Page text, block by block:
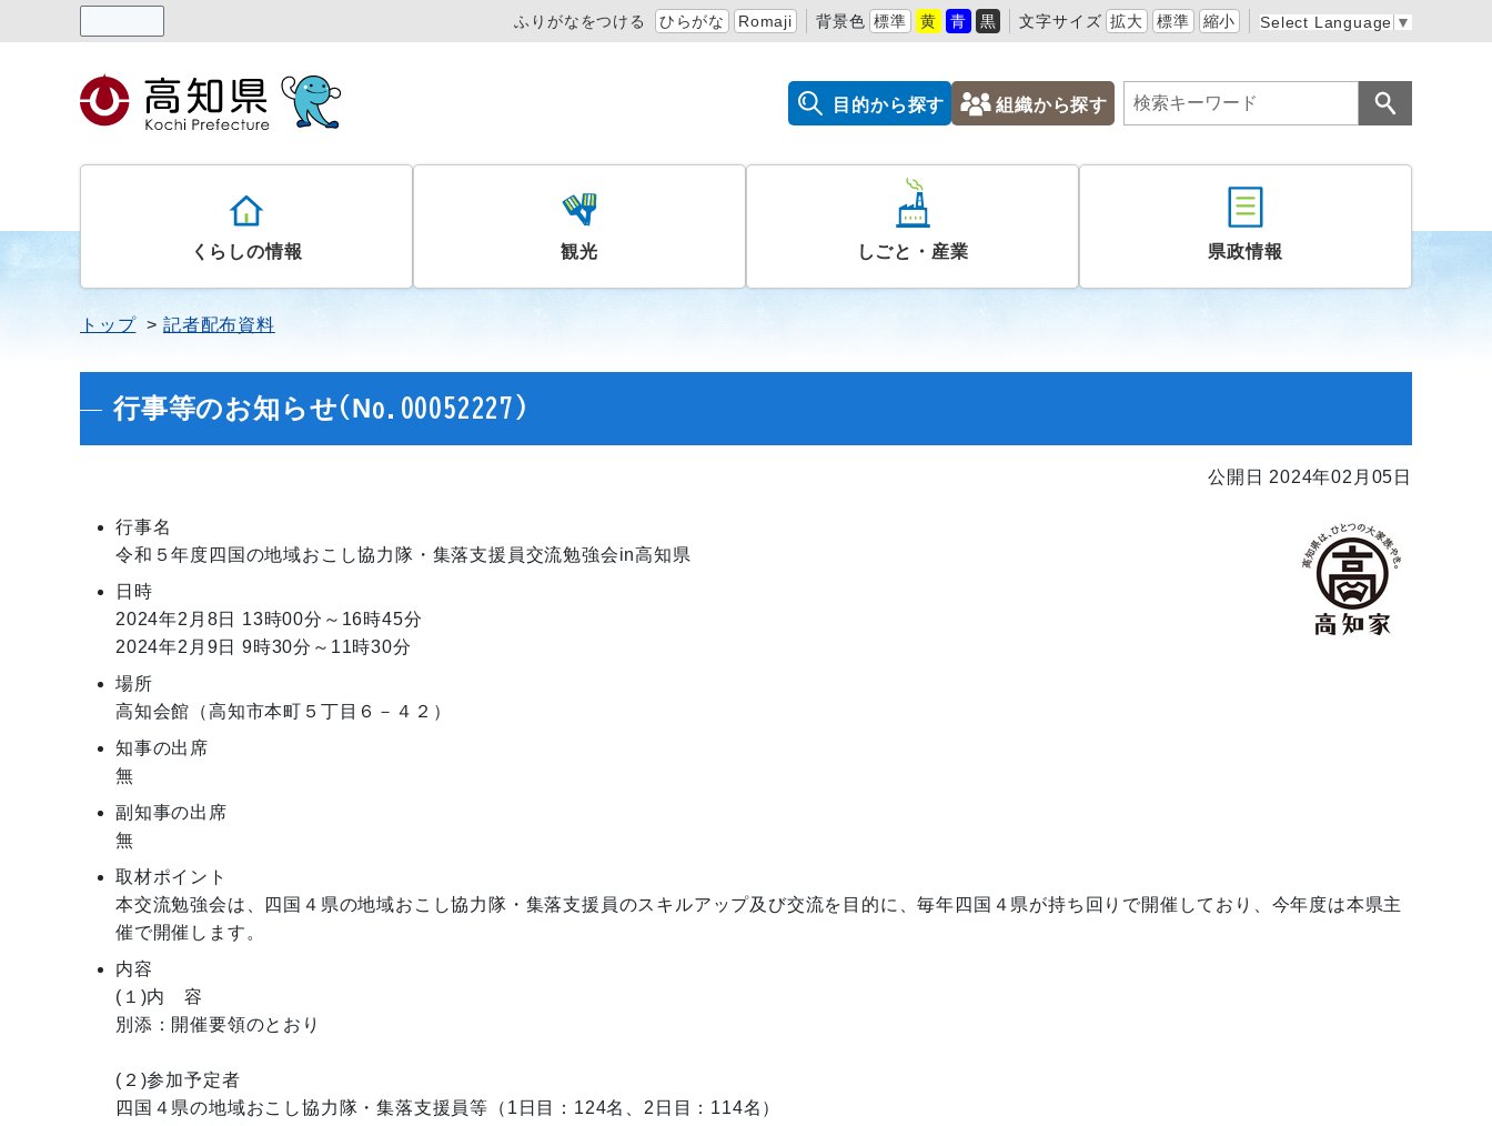
ふりがなをつける ひらがな Romaji 背景色 標準 黄 青 黒 文字サイズ 拡大 標準 縮小 Select Language ▼
目的から探す 組織から探す
くらしの情報 観光 しごと・産業 県政情報
トップ 記者配布資料
行事等のお知らせ(No.00052227)
公開日 2024年02月05日
行事名
令和５年度四国の地域おこし協力隊・集落支援員交流勉強会in高知県
日時
2024年2月8日
13時00分～16時45分
2024年2月9日 9時30分～11時30分
場所
高知会館（高知市本町５丁目６－４２）
知事の出席
無
副知事の出席
無
取材ポイント
本交流勉強会は、四国４県の地域おこし協力隊・集落支援員のスキルアップ及び交流を目的に、毎年四国４県が持ち回りで開催しており、今年度は本県主
催で開催します。
内容
(１)内　容
別添：開催要領のとおり
(２)参加予定者
四国４県の地域おこし協力隊・集落支援員等（1日目：124名、2日目：114名）